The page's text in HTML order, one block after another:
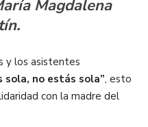
Magdalena
y los asistentes
sola, no estás sola”, esto
con la madre del